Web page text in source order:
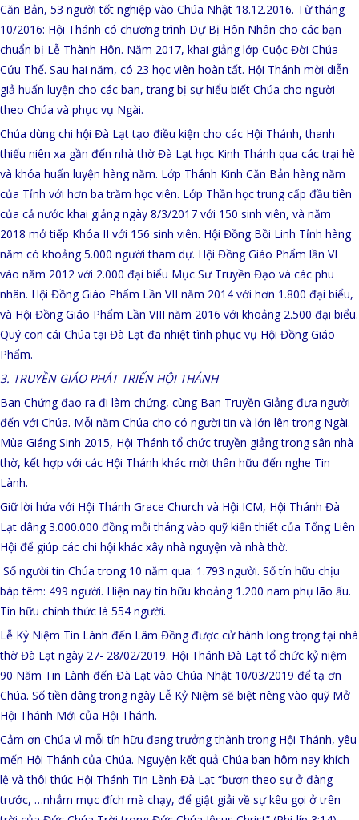
Căn Bản, 53 người tốt nghiệp vào Chúa Nhật 18.12.2016. Từ tháng
10/2016: Hội Thánh có chương trình Dự Bị Hôn Nhân cho các bạn
chuẩn bị Lễ Thành Hôn. Năm 2017, khai giảng lớp Cuộc Đời Chúa
Cứu Thế. Sau hai năm, có 23 học viên hoàn tất. Hội Thánh mời diễn
giả huấn luyện cho các ban, trang bị sự hiểu biết Chúa cho người
theo Chúa và phục vụ Ngài.
Chúa dùng chi hội Đà Lạt tạo điều kiện cho các Hội Thánh, thanh
thiếu niên xa gần đến nhà thờ Đà Lạt học Kinh Thánh qua các trại hè
và khóa huấn luyện hàng năm. Lớp Thánh Kinh Căn Bản hàng năm
của Tỉnh với hơn ba trăm học viên. Lớp Thần học trung cấp đầu tiên
của cả nước khai giảng ngày 8/3/2017 với 150 sinh viên, và năm
2018 mở tiếp Khóa II với 156 sinh viên. Hội Đồng Bồi Linh Tỉnh hàng
năm có khoảng 5.000 người tham dự. Hội Đồng Giáo Phẩm lần VI
vào năm 2012 với 2.000 đại biểu Mục Sư Truyền Đạo và các phu
nhân. Hội Đồng Giáo Phẩm Lần VII năm 2014 với hơn 1.800 đại biểu,
và Hội Đồng Giáo Phẩm Lần VIII năm 2016 với khoảng 2.500 đại biểu.
Quý con cái Chúa tại Đà Lạt đã nhiệt tình phục vụ Hội Đồng Giáo
Phẩm.
3. TRUYỀN GIÁO PHÁT TRIỂN HỘI THÁNH
Ban Chứng đạo ra đi làm chứng, cùng Ban Truyền Giảng đưa người
đến với Chúa. Mỗi năm Chúa cho có người tin và lớn lên trong Ngài.
Mùa Giáng Sinh 2015, Hội Thánh tổ chức truyền giảng trong sân nhà
thờ, kết hợp với các Hội Thánh khác mời thân hữu đến nghe Tin
Lành.
Giữ lời hứa với Hội Thánh Grace Church và Hội ICM, Hội Thánh Đà
Lạt dâng 3.000.000 đồng mỗi tháng vào quỹ kiến thiết của Tổng Liên
Hội để giúp các chi hội khác xây nhà nguyện và nhà thờ.
Số người tin Chúa trong 10 năm qua: 1.793 người. Số tín hữu chịu
báp têm: 499 người. Hiện nay tín hữu khoảng 1.200 nam phụ lão ấu.
Tín hữu chính thức là 554 người.
Lễ Kỷ Niệm Tin Lành đến Lâm Đồng được cử hành long trọng tại nhà
thờ Đà Lạt ngày 27- 28/02/2019. Hội Thánh Đà Lạt tổ chức kỷ niệm
90 Năm Tin Lành đến Đà Lạt vào Chúa Nhật 10/03/2019 để tạ ơn
Chúa. Số tiền dâng trong ngày Lễ Kỷ Niệm sẽ biệt riêng vào quỹ Mở
Hội Thánh Mới của Hội Thánh.
Cảm ơn Chúa vì mỗi tín hữu đang trưởng thành trong Hội Thánh, yêu
mến Hội Thánh của Chúa. Nguyện kết quả Chúa ban hôm nay khích
lệ và thôi thúc Hội Thánh Tin Lành Đà Lạt “bươn theo sự ở đàng
trước, …nhắm mục đích mà chạy, để giật giải về sự kêu gọi ở trên